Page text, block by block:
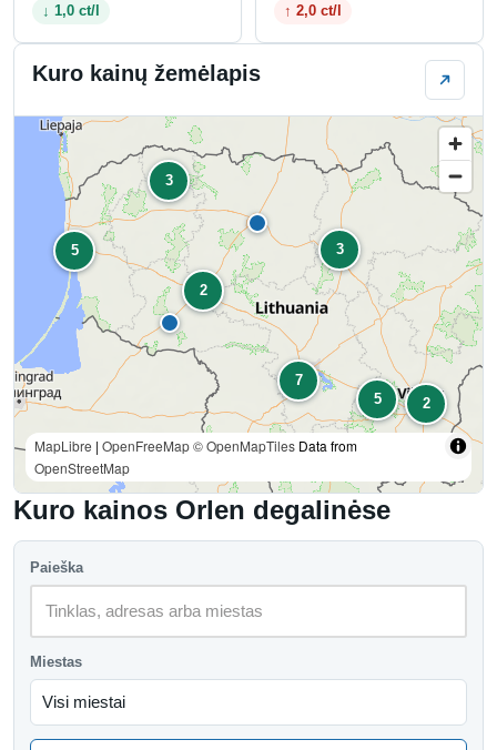
↓ 1,0 ct/l ↑ 2,0 ct/l
Kuro kainos Orlen degalinėse
Paieška
Miestas
Kuro kainų žemėlapis
7
5
3
3
2
5
2
MapLibre | OpenFreeMap© OpenMapTiles Data from
OpenStreetMap